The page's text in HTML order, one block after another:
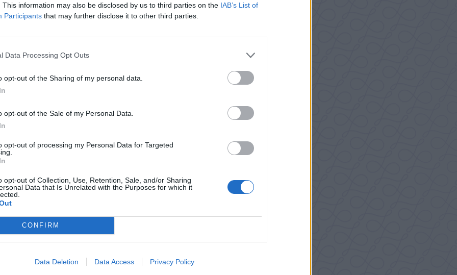
This information may also be disclosed by us to third parties on the IAB’s List of
Participants that may further disclose it to other third parties.
Data Processing Opt Outs
opt-out of the Sharing of my personal data.
opt-out of the Sale of my Personal Data.
opt-out of processing my Personal Data for Targeted
opt-out of Collection, Use, Retention, Sale, and/or Sharing
Data that Is Unrelated with the Purposes for which it
CONFIRM
Data Deletion Data Access Privacy Policy
här behöver du:
4 ägg
4- 5 msk kakao
2 dl vetemjöl
karamelliserad mjölk
lingon ( jag hade frysta)
Gör så här:
smöret och låt svalna något. Rör ihop ägg
och rör ner i smeten, rör sist ner
då kan det bli för mycket luft i och
en rund form med avtagbara kanter, Börja
kladdkakssmeten i den, och klicka ut
i smeten. Strö över lingon / blåbär